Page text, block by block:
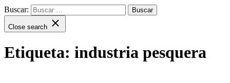
Buscar:
Close search
Etiqueta: industria pesquera